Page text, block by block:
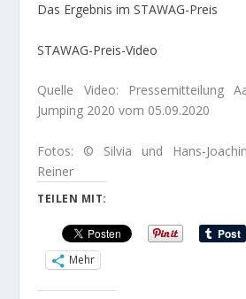
Das Ergebnis im STAWAG-Preis
STAWAG-Preis-Video
Quelle Video: Pressemitteilung
Jumping 2020 vom 05.09.2020
Fotos: © Silvia und Hans-
Reiner
TEILEN MIT:
Mehr